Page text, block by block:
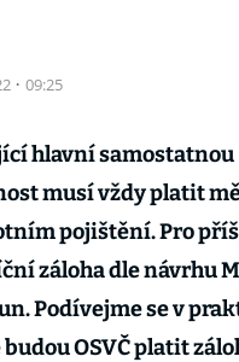
· 09:25
hlavní samostatnou
musí vždy platit
pojištění. Pro
záloha dle návrhu
Podívejme se v
OSVČ platit